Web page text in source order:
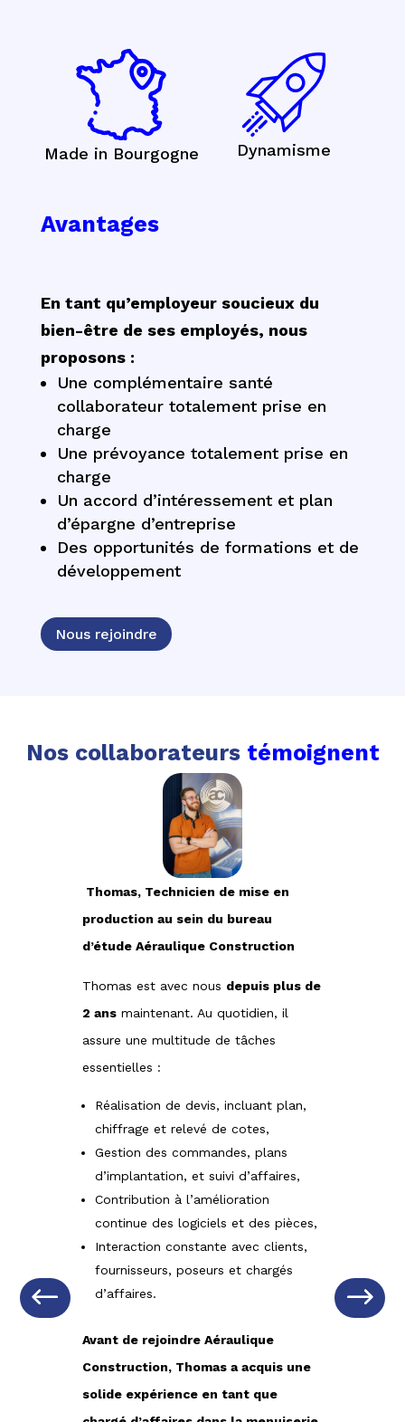
Made in Bourgogne Dynamisme
Avantages
En tant qu’employeur soucieux du
bien-être de ses employés, nous
proposons :
Une complémentaire santé
collaborateur totalement prise en
charge
Une prévoyance totalement prise en
charge
Un accord d’intéressement et plan
d’épargne d’entreprise
Des opportunités de formations et de
développement
Nous rejoindre
Nos collaborateurs témoignent
Thomas, Technicien de mise en
production au sein du bureau
d’étude Aéraulique Construction
Thomas est avec nous depuis plus de
2 ans maintenant. Au quotidien, il
assure une multitude de tâches
essentielles :
Réalisation de devis, incluant plan,
chiffrage et relevé de cotes,
Gestion des commandes, plans
d’implantation, et suivi d’affaires,
Contribution à l’amélioration
continue des logiciels et des pièces,
Interaction constante avec clients,
fournisseurs, poseurs et chargés
d’affaires.
Avant de rejoindre Aéraulique
Construction, Thomas a acquis une
solide expérience en tant que